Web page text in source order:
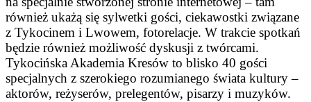
również ukażą się sylwetki gości, ciekawostki związane
z Tykocinem i Lwowem, fotorelacje. W trakcie spotkań
będzie również możliwość dyskusji z twórcami.
Tykocińska Akademia Kresów to blisko 40 gości
specjalnych z szerokiego rozumianego świata kultury –
aktorów, reżyserów, prelegentów, pisarzy i muzyków.